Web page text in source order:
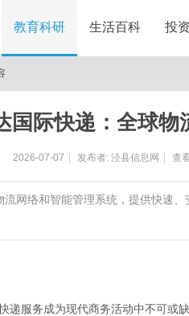
教育科研 生活百科 投
国际快递：全球物
2026-07-07 发布者: 泾县信息网 查
流网络和智能管理系统，提供快速
递服务成为现代商务活动中不可或